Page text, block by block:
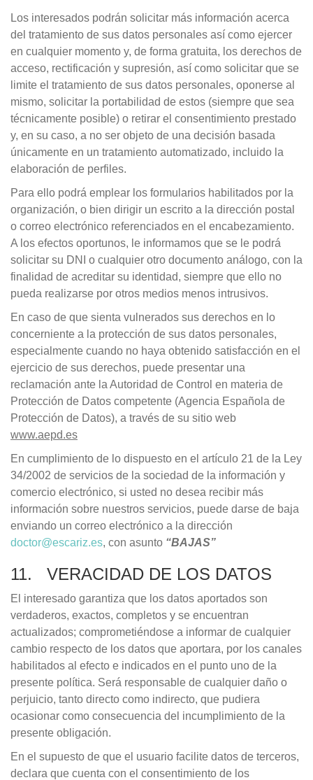
Los interesados podrán solicitar más información acerca
del tratamiento de sus datos personales así como ejercer
en cualquier momento y, de forma gratuita, los derechos de
acceso, rectificación y supresión, así como solicitar que se
limite el tratamiento de sus datos personales, oponerse al
mismo, solicitar la portabilidad de estos (siempre que sea
técnicamente posible) o retirar el consentimiento prestado
y, en su caso, a no ser objeto de una decisión basada
únicamente en un tratamiento automatizado, incluido la
elaboración de perfiles.
Para ello podrá emplear los formularios habilitados por la
organización, o bien dirigir un escrito a la dirección postal
o correo electrónico referenciados en el encabezamiento.
A los efectos oportunos, le informamos que se le podrá
solicitar su DNI o cualquier otro documento análogo, con la
finalidad de acreditar su identidad, siempre que ello no
pueda realizarse por otros medios menos intrusivos.
En caso de que sienta vulnerados sus derechos en lo
concerniente a la protección de sus datos personales,
especialmente cuando no haya obtenido satisfacción en el
ejercicio de sus derechos, puede presentar una
reclamación ante la Autoridad de Control en materia de
Protección de Datos competente (Agencia Española de
Protección de Datos), a través de su sitio web
www.aepd.es
En cumplimiento de lo dispuesto en el artículo 21 de la Ley
34/2002 de servicios de la sociedad de la información y
comercio electrónico, si usted no desea recibir más
información sobre nuestros servicios, puede darse de baja
enviando un correo electrónico a la dirección
doctor@escariz.es, con asunto “BAJAS”
11. VERACIDAD DE LOS DATOS
El interesado garantiza que los datos aportados son
verdaderos, exactos, completos y se encuentran
actualizados; comprometiéndose a informar de cualquier
cambio respecto de los datos que aportara, por los canales
habilitados al efecto e indicados en el punto uno de la
presente política. Será responsable de cualquier daño o
perjuicio, tanto directo como indirecto, que pudiera
ocasionar como consecuencia del incumplimiento de la
presente obligación.
En el supuesto de que el usuario facilite datos de terceros,
declara que cuenta con el consentimiento de los